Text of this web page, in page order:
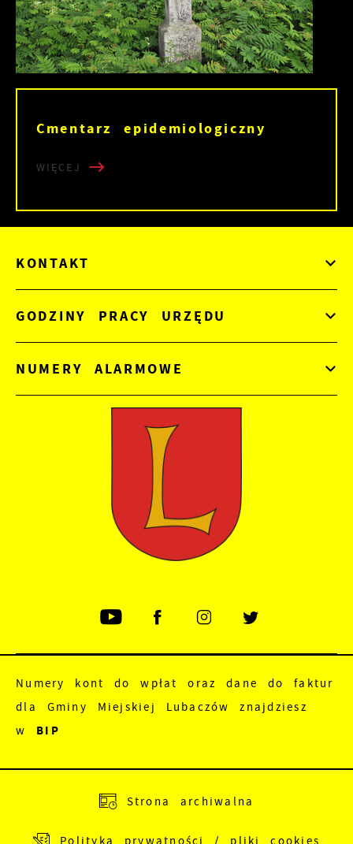
Cmentarz epidemiologiczny
WIĘCEJ
KONTAKT
GODZINY PRACY URZĘDU
NUMERY ALARMOWE
Numery kont do wpłat oraz dane do faktur
dla Gminy Miejskiej Lubaczów znajdziesz
w BIP
Strona archiwalna
Polityka prywatności / pliki cookies